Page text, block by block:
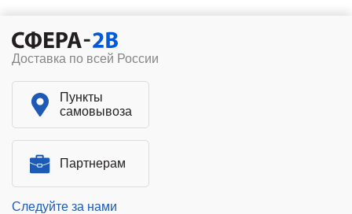
Доставка по всей России
Пункты
самовывоза
Партнерам
Следуйте за нами